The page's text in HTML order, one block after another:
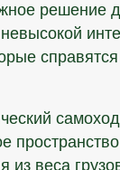
решение
из веса